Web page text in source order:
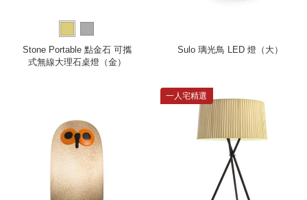
Stone Portable 點金石 可攜
式無線大理石桌燈（金）
Sulo 璃光鳥 LED 燈（大）
一人宅精選